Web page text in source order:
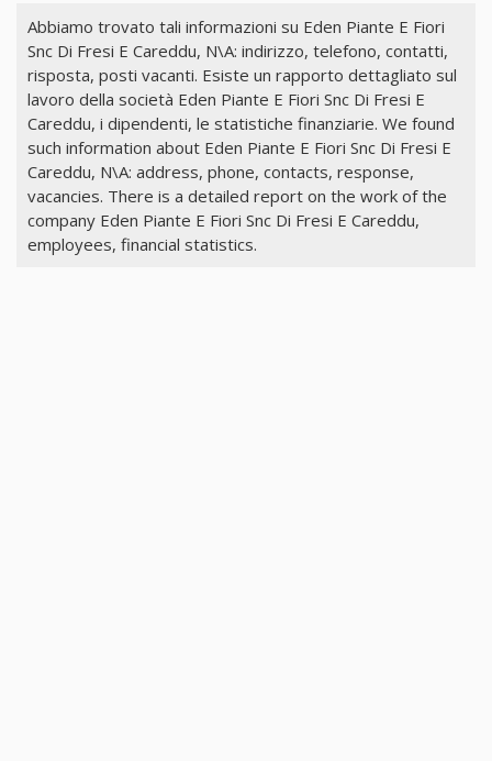
Abbiamo trovato tali informazioni su Eden Piante E Fiori
Snc Di Fresi E Careddu, N\A: indirizzo, telefono, contatti,
risposta, posti vacanti. Esiste un rapporto dettagliato sul
lavoro della società Eden Piante E Fiori Snc Di Fresi E
Careddu, i dipendenti, le statistiche finanziarie. We found
such information about Eden Piante E Fiori Snc Di Fresi E
Careddu, N\A: address, phone, contacts, response,
vacancies. There is a detailed report on the work of the
company Eden Piante E Fiori Snc Di Fresi E Careddu,
employees, financial statistics.